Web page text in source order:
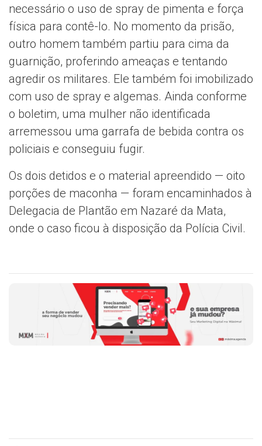
necessário o uso de spray de pimenta e força
física para contê-lo. No momento da prisão,
outro homem também partiu para cima da
guarnição, proferindo ameaças e tentando
agredir os militares. Ele também foi imobilizado
com uso de spray e algemas. Ainda conforme
o boletim, uma mulher não identificada
arremessou uma garrafa de bebida contra os
policiais e conseguiu fugir.
Os dois detidos e o material apreendido — oito
porções de maconha — foram encaminhados à
Delegacia de Plantão em Nazaré da Mata,
onde o caso ficou à disposição da Polícia Civil.